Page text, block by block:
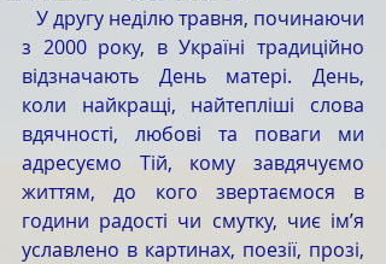
з 2000 року, в Україні традиційно
відзначають День матері. День,
коли найкращі, найтепліші слова
вдячності, любові та поваги ми
адресуємо Тій, кому завдячуємо
життям, до кого звертаємося в
години радості чи смутку, чиє ім’я
уславлено в картинах, поезії, прозі,